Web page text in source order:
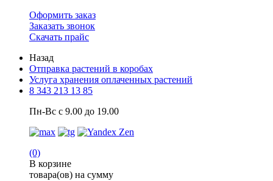
Оформить заказ
Заказать звонок
Скачать прайс
Назад
Отправка растений в коробах
Услуга хранения оплаченных растений
8 343 213 13 85
Пн-Вс с 9.00 до 19.00
(0)
В корзине
товара(ов) на сумму